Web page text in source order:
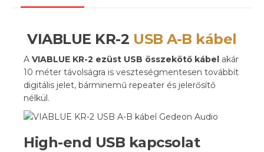
VIABLUE KR-2 USB A-B kábel
A VIABLUE KR-2 ezüst USB összekötő kábel akár
10 méter távolságra is veszteségmentesen továbbít
digitális jelet, bárminemű repeater és jelerősítő
nélkül.
High-end USB kapcsolat